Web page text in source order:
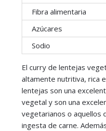
Fibra alimentaria
Azúcares
Sodio
El curry de lentejas
altamente nutritiva, rica
lentejas son una
vegetal y son una
vegetarianos o aquellos
ingesta de carne.